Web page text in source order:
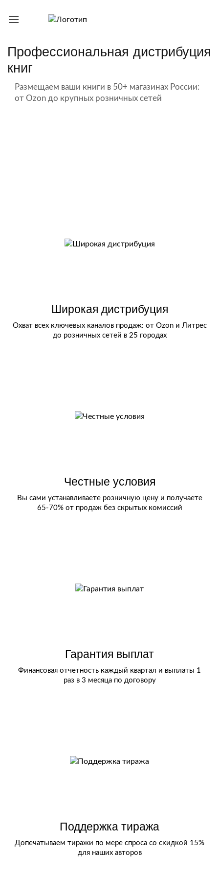
Профессиональная дистрибуция
книг
Размещаем ваши книги в 50+ магазинах России:
от Ozon до крупных розничных сетей
Широкая дистрибуция
Охват всех ключевых каналов продаж: от Ozon и Литрес
до розничных сетей в 25 городах
Честные условия
Вы сами устанавливаете розничную цену и получаете
65-70% от продаж без скрытых комиссий
Гарантия выплат
Финансовая отчетность каждый квартал и выплаты 1
раз в 3 месяца по договору
Поддержка тиража
Допечатываем тиражи по мере спроса со скидкой 15%
для наших авторов